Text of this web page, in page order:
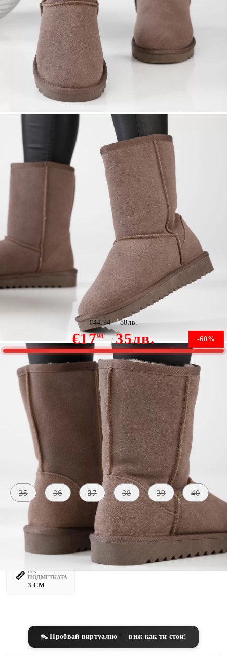
Дамски къси боти din Piele Naturala Alice Бежово
#13146
-60%
€1798 35лв.
€44.94 88лв.
Няма наличност
Размер на обувки: Таблица с размери
35 36 37 38 39 40
ЦВЯТ
МАТЕРИАЛ
Естествен
велур
ВЪТРЕ
космат
НА
ПОДМЕТКАТА
3 CM
Уведомете ме, когато е налично
👠 Пробвай виртуално — виж как ти стои!